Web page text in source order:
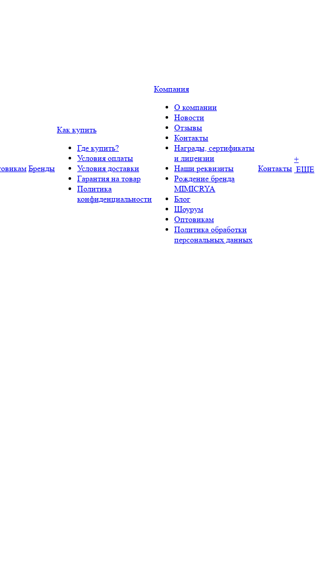
Бренды
Как купить
Где купить?
Условия оплаты
Условия доставки
Гарантия на товар
Политика
конфиденциальности
Компания
О компании
Новости
Отзывы
Контакты
Награды, сертификаты
и лицензии
Наши реквизиты
Рождение бренда
MIMICRYA
Блог
Шоурум
Оптовикам
Политика обработки
персональных данных
Контакты
+
ЕЩЕ